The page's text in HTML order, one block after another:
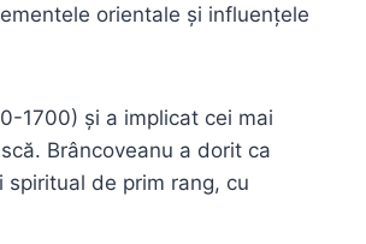
orientale și influențele
1700) și a implicat cei mai
Brâncoveanu a dorit ca
de prim rang, cu